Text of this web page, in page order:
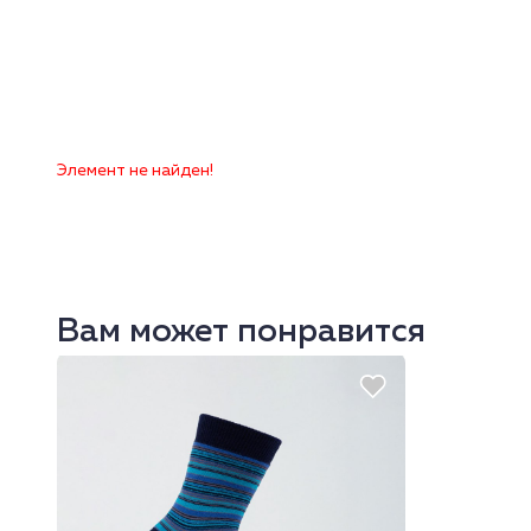
Элемент не найден!
Вам может понравится